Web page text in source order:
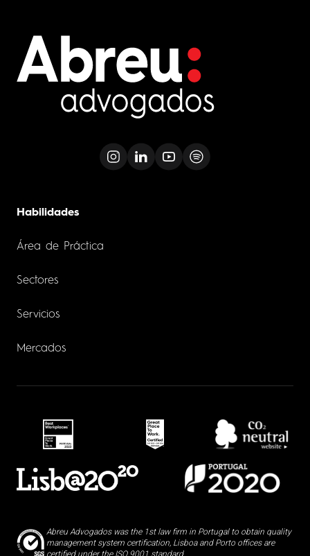
Habilidades
Área de Práctica
Sectores
Servicios
Mercados
Abreu Advogados was the 1st law firm in Portugal to obtain quality
management system certification, Lisboa and Porto offices are